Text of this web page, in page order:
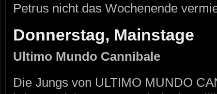
Petrus nicht das Wochenende
Donnerstag, Mainstage
Ultimo Mundo Cannibale
Die Jungs von ULTIMO MUNDO